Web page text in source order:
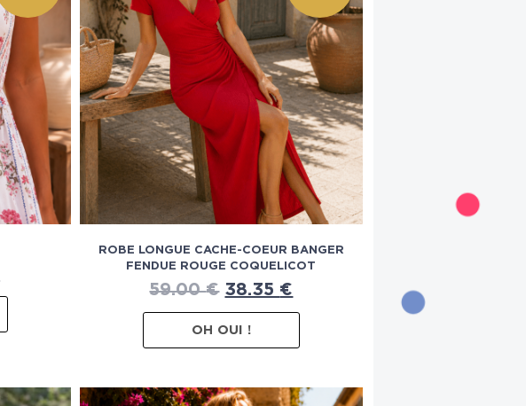
ROBE LONGUE CACHE-COEUR BANGER
FENDUE ROUGE COQUELICOT
59.00€ 38.35 €
OH OUI !